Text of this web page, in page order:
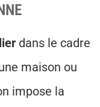
dans le cadre
maison ou
impose la